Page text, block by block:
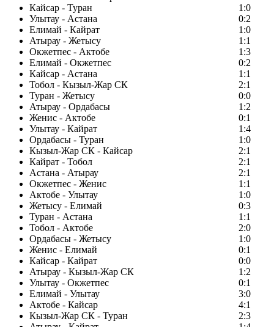
Кайсар - Туран
1:0
Улытау - Астана
0:2
Елимай - Кайрат
1:0
Атырау - Жетысу
1:1
Окжетпес - Актобе
1:3
Елимай - Окжетпес
0:2
Кайсар - Астана
1:1
Тобол - Кызыл-Жар СК
2:1
Туран - Жетысу
0:0
Атырау - Ордабасы
1:2
Женис - Актобе
0:1
Улытау - Кайрат
1:4
Ордабасы - Туран
1:0
Кызыл-Жар СК - Кайсар
2:1
Кайрат - Тобол
2:1
Астана - Атырау
2:1
Окжетпес - Женис
1:1
Актобе - Улытау
1:0
Жетысу - Елимай
0:3
Туран - Астана
1:1
Тобол - Актобе
2:0
Ордабасы - Жетысу
1:0
Женис - Елимай
0:1
Кайсар - Кайрат
0:0
Атырау - Кызыл-Жар СК
1:2
Улытау - Окжетпес
0:1
Елимай - Улытау
3:0
Актобе - Кайсар
4:1
Кызыл-Жар СК - Туран
2:3